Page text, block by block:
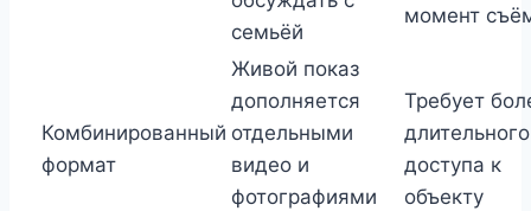
семьёй
момент
Комбинированный
формат
Живой показ
дополняется
отдельными
видео и
фотографиями
Требует
длительного
доступа к
объекту